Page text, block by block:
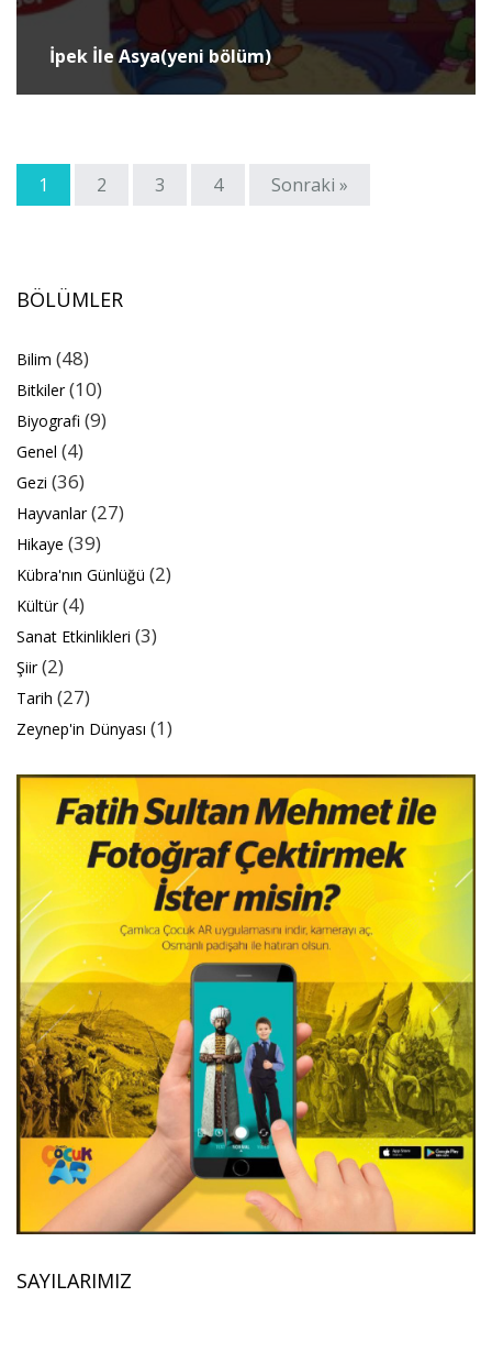
İpek İle Asya(yeni bölüm)
1 2 3 4 Sonraki »
BÖLÜMLER
Bilim (48)
Bitkiler(10)
Biyografi (9)
Genel (4)
Gezi (36)
Hayvanlar(27)
Hikaye (39)
Kübra'nın Günlüğü (2)
Kültür(4)
Sanat Etkinlikleri (3)
Şiir(2)
Tarih (27)
Zeynep'in Dünyası (1)
SAYILARIMIZ